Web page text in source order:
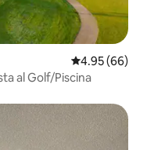
Calificación
4.95 (66)
al Golf/Piscina